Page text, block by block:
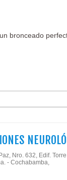
bronceado
Nro. 632, Edif.
- Cochabamba,